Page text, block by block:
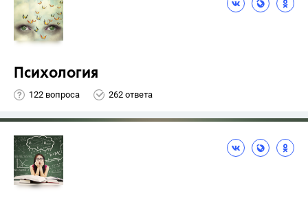
Психология
122 вопроса 262 ответа